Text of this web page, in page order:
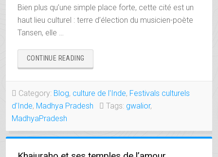
Bien plus qu’une simple place forte, cette cité est un
haut lieu culturel : terre d’élection du musicien-poète
Tansen, elle …
CONTINUE READING
LA
L’EMPIRE
MOGHOL »
Category: Blog, culture de l'Inde, Festivals culturels
d'Inde, Madhya Pradesh Tags: gwalior,
MadhyaPradesh